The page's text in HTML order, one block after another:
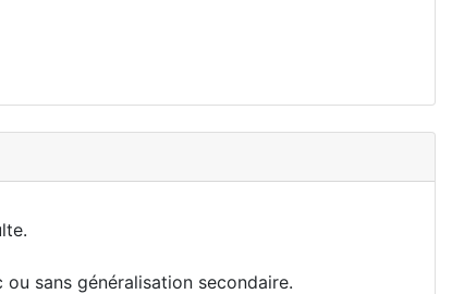
sans généralisation secondaire.